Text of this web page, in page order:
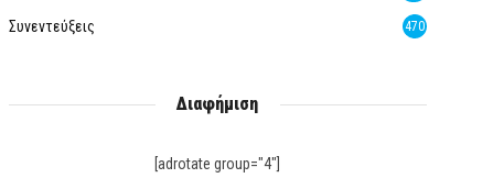
Συνεντεύξεις 470
Διαφήμιση
[adrotate group="4"]